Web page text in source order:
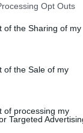
Opt Outs
of the Sharing of my
of the Sale of my
of processing my
Targeted
épült